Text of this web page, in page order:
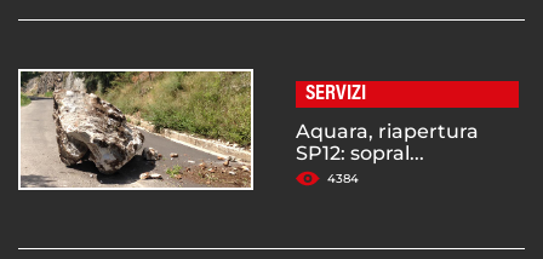
SERVIZI
Aquara, riapertura
SP12: sopral...
4384